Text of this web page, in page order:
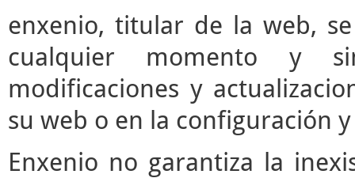
enxenio, titular de la web,
cualquier momento y
modificaciones y
su web o en la configuración
Enxenio no garantiza la